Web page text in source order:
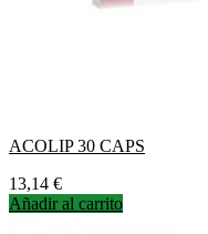
ACOLIP 30 CAPS
Precio
13,14 €
Añadir al carrito